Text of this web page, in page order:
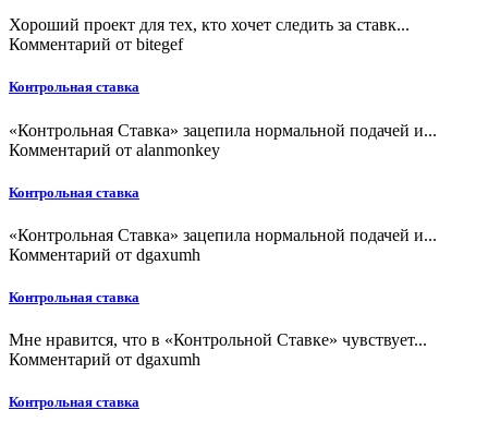
Хороший проект для тех, кто хочет следить за ставк...
Комментарий от bitegef
Контрольная ставка
«Контрольная Ставка» зацепила нормальной подачей и...
Комментарий от alanmonkey
Контрольная ставка
«Контрольная Ставка» зацепила нормальной подачей и...
Комментарий от dgaxumh
Контрольная ставка
Мне нравится, что в «Контрольной Ставке» чувствует...
Комментарий от dgaxumh
Контрольная ставка